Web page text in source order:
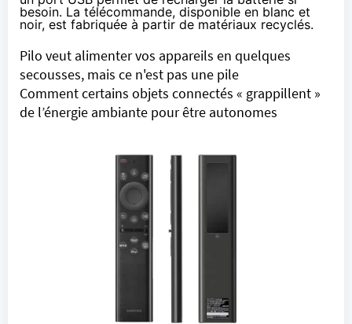
besoin. La télécommande, disponible en blanc et
noir, est fabriquée à partir de matériaux recyclés.
Pilo veut alimenter vos appareils en quelques
secousses, mais ce n'est pas une pile
Comment certains objets connectés « grappillent »
de l’énergie ambiante pour être autonomes